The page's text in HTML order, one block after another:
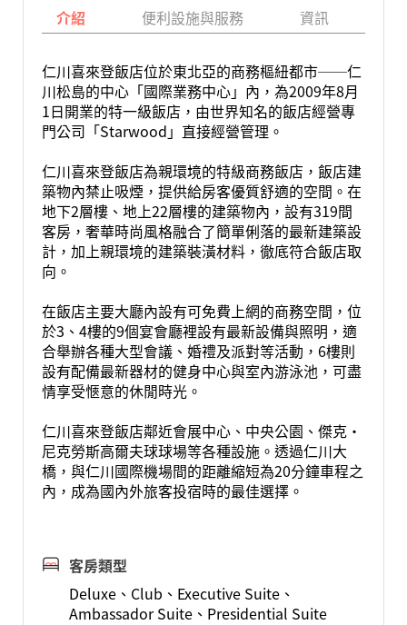
介紹 便利設施與服務 資訊
仁川喜來登飯店位於東北亞的商務樞紐都市──仁
川松島的中心「國際業務中心」內，為2009年8月
1日開業的特一級飯店，由世界知名的飯店經營專
門公司「Starwood」直接經營管理。
仁川喜來登飯店為親環境的特級商務飯店，飯店建
築物內禁止吸煙，提供給房客優質舒適的空間。在
地下2層樓、地上22層樓的建築物內，設有319間
客房，奢華時尚風格融合了簡單俐落的最新建築設
計，加上親環境的建築裝潢材料，徹底符合飯店取
向。
在飯店主要大廳內設有可免費上網的商務空間，位
於3、4樓的9個宴會廳裡設有最新設備與照明，適
合舉辦各種大型會議、婚禮及派對等活動，6樓則
設有配備最新器材的健身中心與室內游泳池，可盡
情享受愜意的休閒時光。
仁川喜來登飯店鄰近會展中心、中央公園、傑克‧
尼克勞斯高爾夫球球場等各種設施。透過仁川大
橋，與仁川國際機場間的距離縮短為20分鐘車程之
內，成為國內外旅客投宿時的最佳選擇。
客房類型
Deluxe、Club、Executive Suite、
Ambassador Suite、Presidential Suite